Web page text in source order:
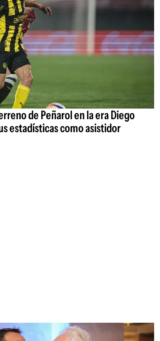
de Peñarol en la era Diego
estadísticas como asistidor